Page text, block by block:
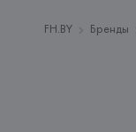
FH.BY Бренды